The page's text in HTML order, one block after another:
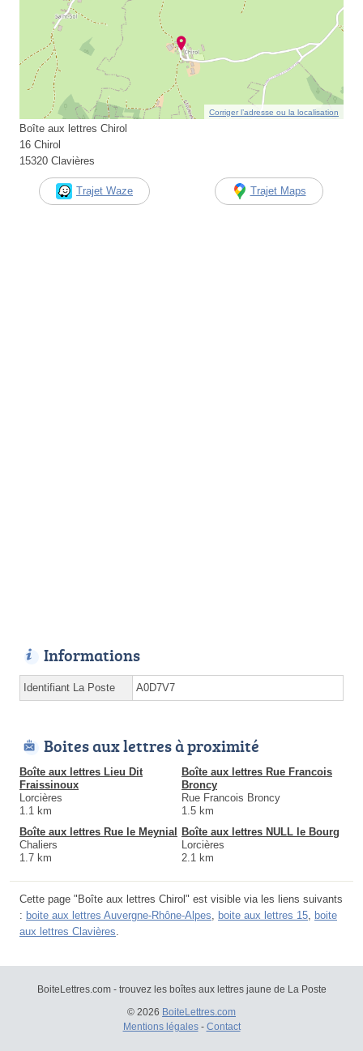
Corriger l’adresse ou la localisation
Boîte aux lettres Chirol
16 Chirol
15320 Clavières
Trajet Waze Trajet Maps
Informations
Identifiant La Poste A0D7V7
Boites aux lettres à proximité
Boîte aux lettres Lieu Dit
Fraissinoux
Lorcières
1.1 km
Boîte aux lettres Rue Francois
Broncy
Rue Francois Broncy
1.5 km
Boîte aux lettres Rue le Meynial
Chaliers
1.7 km
Boîte aux lettres NULL le Bourg
Lorcières
2.1 km
Cette page "Boîte aux lettres Chirol" est visible via les liens suivants
: boite aux lettres Auvergne-Rhône-Alpes boite aux lettres 15 boite
aux lettres Clavières
BoiteLettres.com - trouvez les boîtes aux lettres jaune de La Poste
© 2026 BoiteLettres.com
Mentions légales- Contact